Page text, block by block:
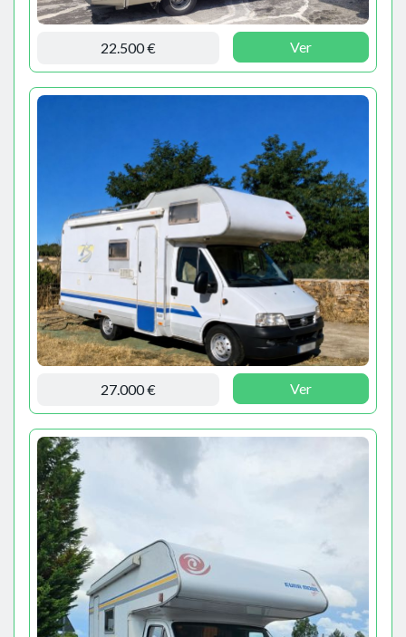
22.500 € Ver
27.000 € Ver